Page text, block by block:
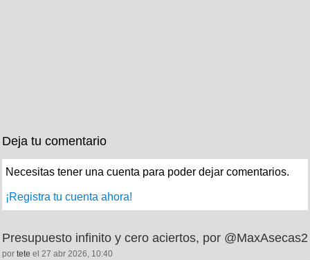
Deja tu comentario
Necesitas tener una cuenta para poder dejar comentarios.
¡Registra tu cuenta ahora!
Presupuesto infinito y cero aciertos, por @MaxAsecas2
por tete el 27 abr 2026, 10:40